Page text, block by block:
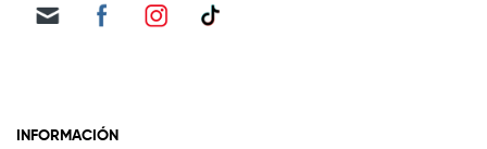
INFORMACIÓN